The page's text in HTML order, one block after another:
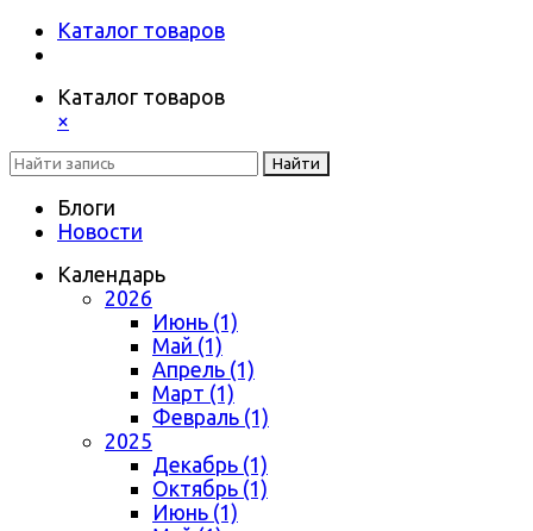
Каталог товаров
Каталог товаров
×
Найти
Блоги
Новости
Календарь
2026
Июнь (1)
Май (1)
Апрель (1)
Март (1)
Февраль (1)
2025
Декабрь (1)
Октябрь (1)
Июнь (1)